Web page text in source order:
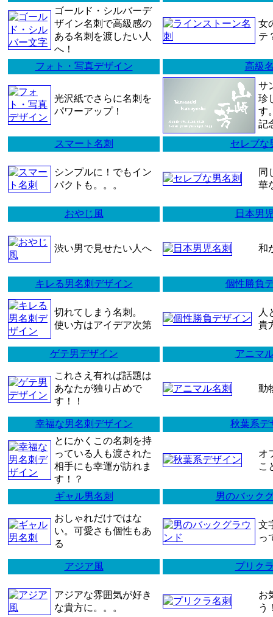
ゴールド・シルバーデ
ザイン名刺で高級感の
ある名刺を渡したい人
へ！
女
テ
フォト・写真デザイン 高級
光沢紙でさらに名刺を
パワーアップ！
サ
珍
す
記
スマート名刺
セレブな
シンプルに！でもイン
パクトも。。。
同
華
おやじ風 日本男
渋い男で見せたい人へ 和
キレる男名刺デザイン 個性勝負
切れてしまう名刺。
使い方はアイデア次第
人
貴
ゲテ男デザイン アニマ
これさえ有れば話題は
あなたが独り占めで
す！！
動
幸福な男名刺デザイン
秋葉系デ
とにかくこの名刺を持
っている人も渡された
相手にも幸運が訪れま
す！？
オ
こ
ギャル男名刺 男のバック
おしゃれだけではな
い。可愛さも個性もあ
る
文
っ
アジア風 プリク
アジアな雰囲気が好き
な貴方に。。。
お
う